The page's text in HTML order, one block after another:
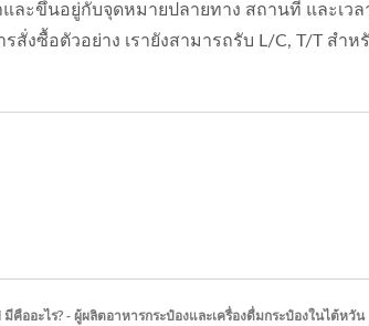
ะขึ้นอยู่กับจุดหมายปลายทาง สถานที่ และเว
สั่งซื้อตัวอย่าง เรายังสามารถรับ L/C, T/T สำ
คืออะไร? - ผู้ผลิตอาหารกระป๋องและเครื่องดื่มกระป๋องในไต้หวั